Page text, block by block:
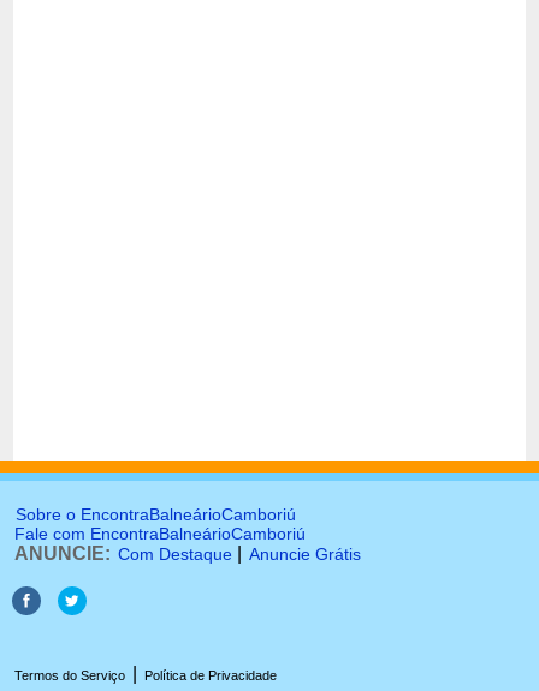
Sobre o EncontraBalneárioCamboriú
Fale com EncontraBalneárioCamboriú
ANUNCIE: Com Destaque Anuncie Grátis
Termos do Serviço Política de Privacidade